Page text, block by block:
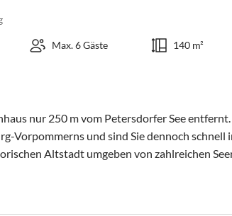
Max. 6 Gäste 140 m²
nur 250 m vom Petersdorfer See entfernt.
Vorpommerns und sind Sie dennoch schnell
Altstadt umgeben von zahlreichen